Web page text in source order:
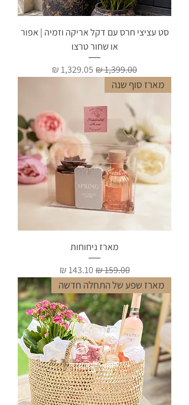
סט עציצי חרס עם דקל אריקה וזמיה | אפור
או שחור טרצו
מחיר רגיל
מחיר מבצע
מארז סוף שנה
מארז ניחוחות
מחיר רגיל‏159.00 ‏₪ מחיר מבצע
מארז שפע של התחלה חדשה